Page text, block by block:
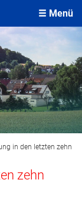
Menü
in den letzten zehn
zehn